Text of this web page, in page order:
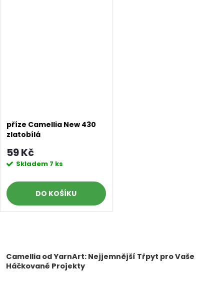
příze Camellia New 430
zlatobílá
59 Kč
Skladem 7 ks
DO KOŠÍKU
v
Camellia od YarnArt: Nejjemnější Třpyt pro Vaše
Háčkované Projekty